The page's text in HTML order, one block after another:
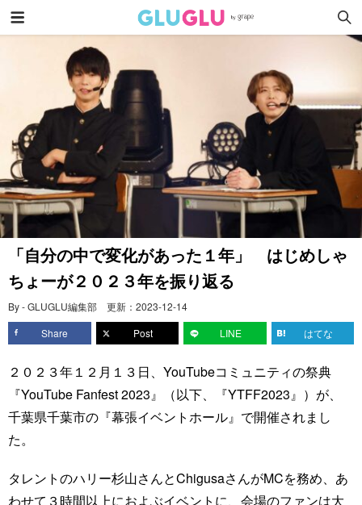
「自分の中で変化があった１年」 はじめしゃ
ちょーが２０２３年を振り返る
By - GLUGLU編集部 更新： 2023-12-14
Share
Post LINE はてな
２０２３年１２月１３日、YouTubeコミュニティの祭典
『YouTube Fanfest 2023』（以下、『YTFF2023』）が、
千葉県千葉市の『幕張イベントホール』で開催されまし
た。
タレントのハリー杉山さんとChigusaさんがMCを務め、あ
わせて３時間以上におよぶイベントに、会場のファンは大